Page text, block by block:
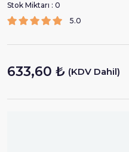
Stok Miktarı : 0
5.0
633,60 ₺ (KDV Dahil)